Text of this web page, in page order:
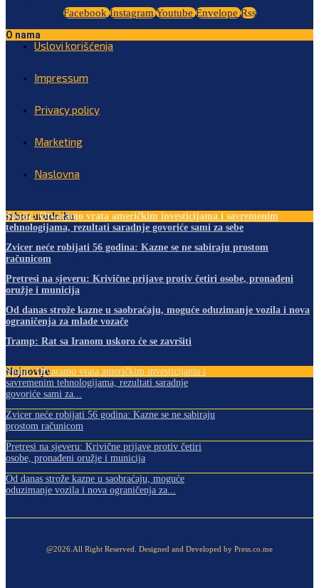
Facebook Instagram Youtube Envelope Rss
O nama
Uslovi korišćenja
Impressum
Privacy policy
Marketing
Naslovna
Izbor urednika
Spajić: Otvaramo vrata američkim investicijama i savremenim
tehnologijama, rezultati saradnje govoriće sami za sebe
Zvicer neće robijati 56 godina: Kazne se ne sabiraju prostom
računicom
Pretresi na sjeveru: Krivične prijave protiv četiri osobe, pronađeni
oružje i municija
Od danas strože kazne u saobraćaju, moguće oduzimanje vozila i nova
ograničenja za mlade vozače
Tramp: Rat sa Iranom uskoro će se završiti
Najnovije
Spajić: Otvaramo vrata američkim investicijama i
savremenim tehnologijama, rezultati saradnje
govoriće sami za...
Zvicer neće robijati 56 godina: Kazne se ne sabiraju
prostom računicom
Pretresi na sjeveru: Krivične prijave protiv četiri
osobe, pronađeni oružje i municija
Od danas strože kazne u saobraćaju, moguće
oduzimanje vozila i nova ograničenja za...
@2026.All Right Reserved. Designed and Developed by Press.co.me